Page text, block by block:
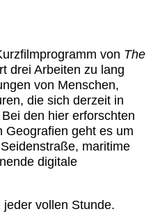
von The
drei Arbeiten zu lang
von Menschen,
die sich derzeit in
den hier erforschten
Geografien geht es um
maritime
digitale
vollen Stunde.